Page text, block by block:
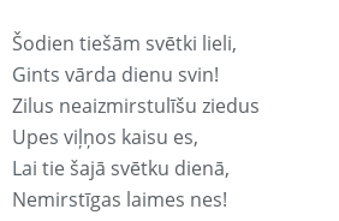
Šodien tiešām svētki lieli,
Gints vārda dienu svin!
Zilus neaizmirstulīšu ziedus
Upes viļņos kaisu es,
Lai tie šajā svētku dienā,
Nemirstīgas laimes nes!